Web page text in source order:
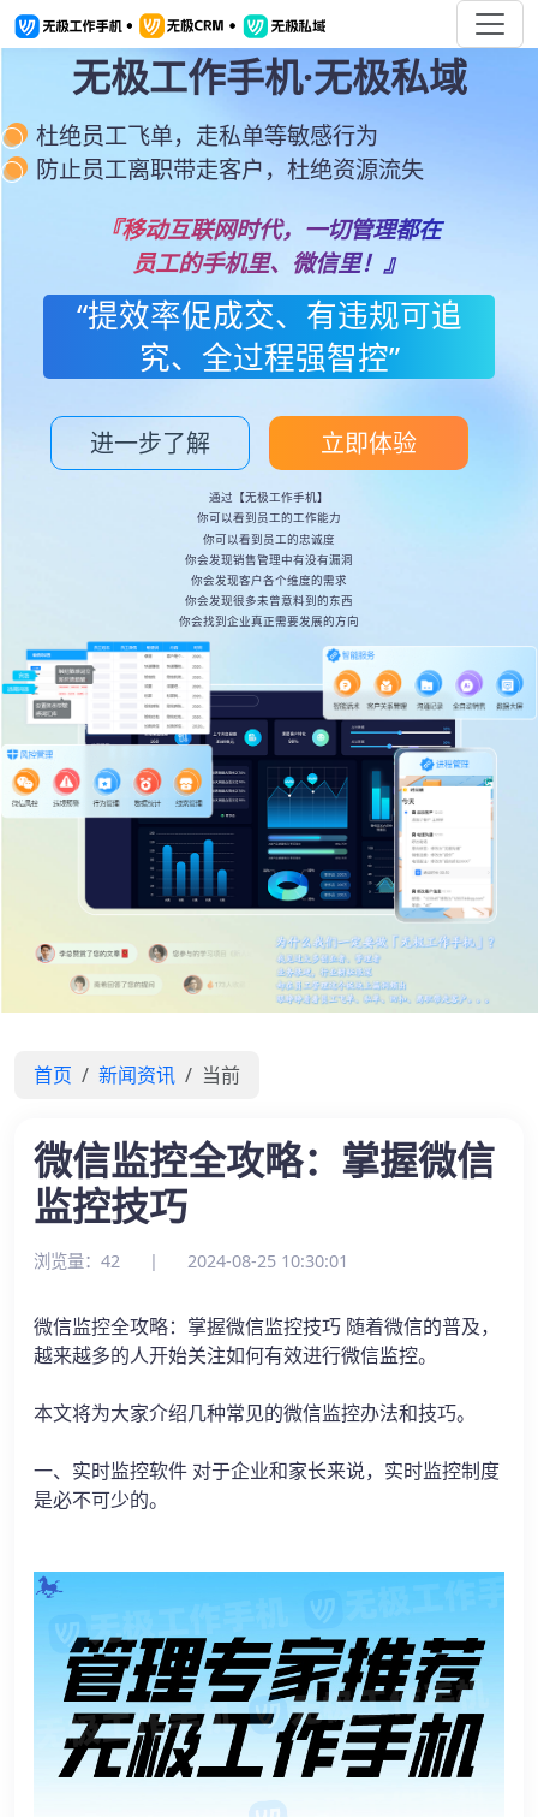
无极工作手机·无极私域
杜绝员工飞单，走私单等敏感行为
防止员工离职带走客户，杜绝资源流失
『移动互联网时代，一切管理都在
员工的手机里、微信里！』
“提效率促成交、有违规可追
究、全过程强智控”
进一步了解 立即体验
通过【无极工作手机】
你可以看到员工的工作能力
你可以看到员工的忠诚度
你会发现销售管理中有没有漏洞
你会发现客户各个维度的需求
你会发现很多未曾意料到的东西
你会找到企业真正需要发展的方向
首页 新闻资讯 当前
微信监控全攻略：掌握微信
监控技巧
浏览量：42 | 2024-08-25 10:30:01
微信监控全攻略：掌握微信监控技巧 随着微信的普及，
越来越多的人开始关注如何有效进行微信监控。
本文将为大家介绍几种常见的微信监控办法和技巧。
一、实时监控软件 对于企业和家长来说，实时监控制度
是必不可少的。